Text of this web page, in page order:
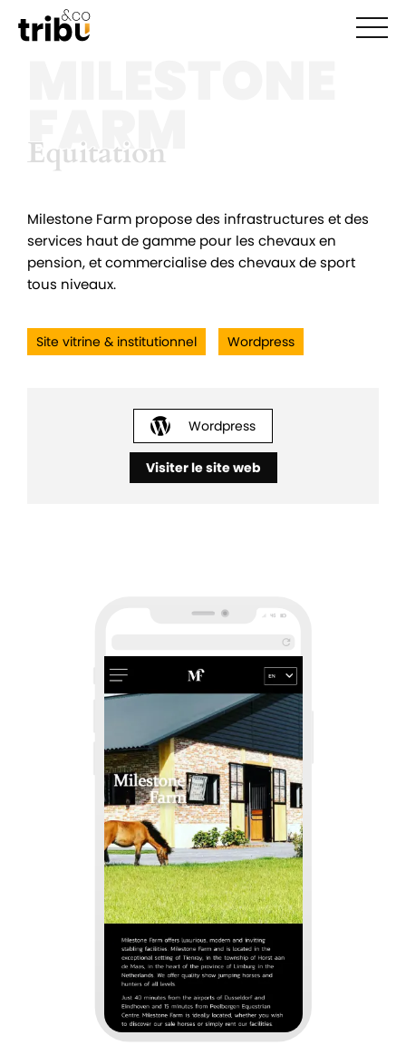
FARM
Equitation
Equitation
Milestone Farm propose des infrastructures et des
services haut de gamme pour les chevaux en
pension, et commercialise des chevaux de sport
tous niveaux.
Site vitrine & institutionnel Wordpress
Wordpress
Visiter le site web